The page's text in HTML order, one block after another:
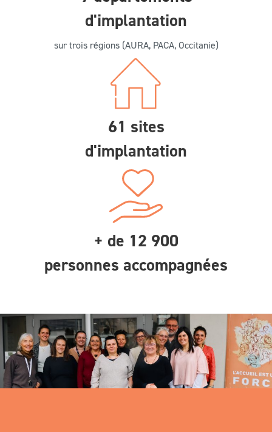
sur trois régions (AURA, PACA, Occitanie)
61 sites
d'implantation
+ de 12 900
personnes accompagnées